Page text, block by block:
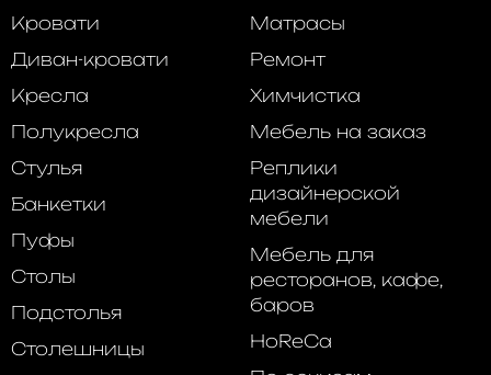
Кровати
Диван-кровати
Кресла
Полукресла
Стулья
Банкетки
Пуфы
Столы
Подстолья
Столешницы
Матрасы
Ремонт
Химчистка
Мебель на заказ
Реплики
дизайнерской
мебели
Мебель для
ресторанов, кафе,
баров
HoReCa